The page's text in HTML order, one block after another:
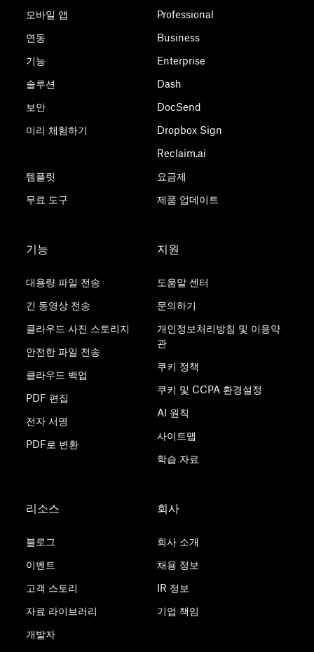
모바일 앱
연동
기능
솔루션
보안
미리 체험하기
템플릿
무료 도구
Professional
Business
Enterprise
Dash
DocSend
Dropbox Sign
Reclaim.ai
요금제
제품 업데이트
기능
대용량 파일 전송
긴 동영상 전송
클라우드 사진 스토리지
안전한 파일 전송
클라우드 백업
PDF 편집
전자 서명
PDF로 변환
지원
도움말 센터
문의하기
개인정보처리방침 및 이용약
관
쿠키 정책
쿠키 및 CCPA 환경설정
AI 원칙
사이트맵
학습 자료
리소스
블로그
이벤트
고객 스토리
자료 라이브러리
개발자
회사
회사 소개
채용 정보
IR 정보
기업 책임